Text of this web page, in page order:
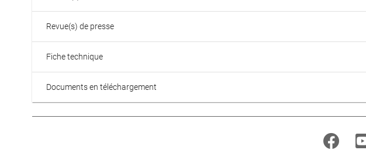
Revue(s) de presse
Fiche technique
Documents en téléchargement